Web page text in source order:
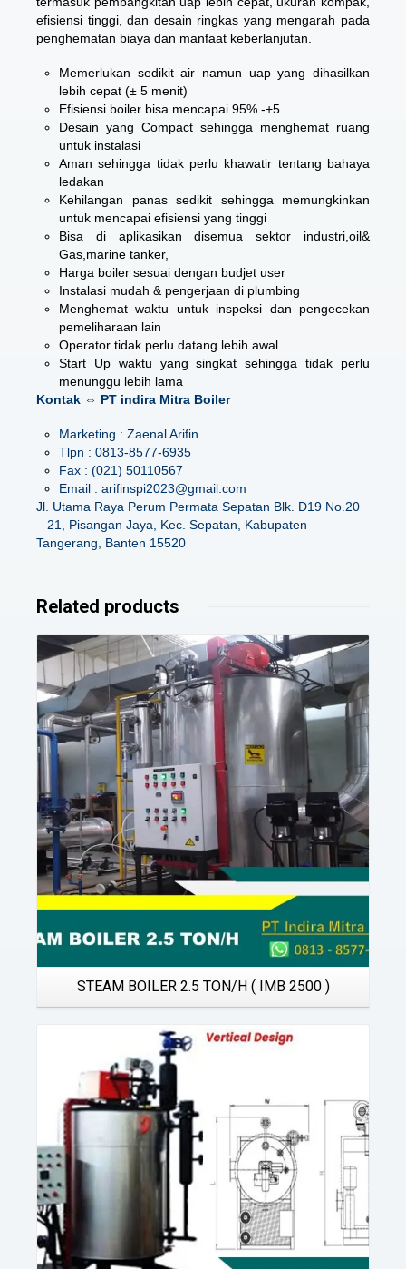
efisiensi tinggi, dan desain ringkas yang mengarah pada
penghematan biaya dan manfaat keberlanjutan.
Memerlukan sedikit air namun uap yang dihasilkan
lebih cepat (± 5 menit)
Efisiensi boiler bisa mencapai 95% -+5
Desain yang Compact sehingga menghemat ruang
untuk instalasi
Aman sehingga tidak perlu khawatir tentang bahaya
ledakan
Kehilangan panas sedikit sehingga memungkinkan
untuk mencapai efisiensi yang tinggi
Bisa di aplikasikan disemua sektor industri,oil&
Gas,marine tanker,
Harga boiler sesuai dengan budjet user
Instalasi mudah & pengerjaan di plumbing
Menghemat waktu untuk inspeksi dan pengecekan
pemeliharaan lain
Operator tidak perlu datang lebih awal
Start Up waktu yang singkat sehingga tidak perlu
menunggu lebih lama
Kontak ⇔ PT indira Mitra Boiler
Marketing : Zaenal Arifin
Tlpn : 0813-8577-6935
Fax : (021) 50110567
Email : arifinspi2023@gmail.com
Jl. Utama Raya Perum Permata Sepatan Blk. D19 No.20
– 21, Pisangan Jaya, Kec. Sepatan, Kabupaten
Tangerang, Banten 15520
Related products
STEAM BOILER 2.5 TON/H ( IMB 2500 )
Details